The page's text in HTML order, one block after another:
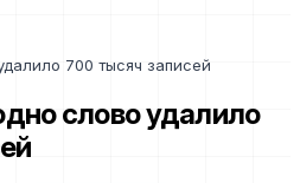
700 тысяч записей
слово удалило